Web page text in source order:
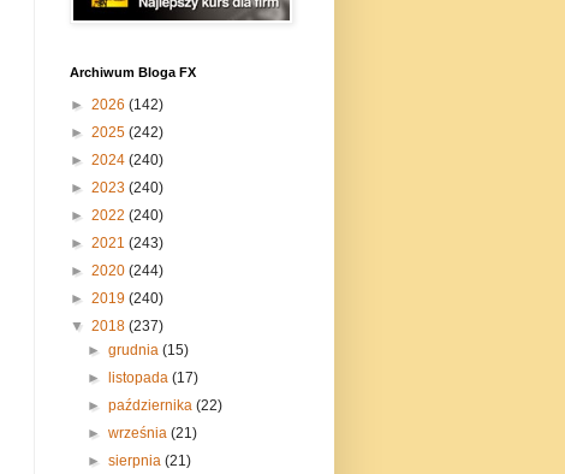
Archiwum Bloga FX
► 2026 (142)
► 2025 (242)
► 2024 (240)
► 2023 (240)
► 2022 (240)
► 2021 (243)
► 2020 (244)
► 2019 (240)
▼ 2018 (237)
►grudnia(15)
►listopada(17)
►października(22)
►września(21)
►sierpnia(21)